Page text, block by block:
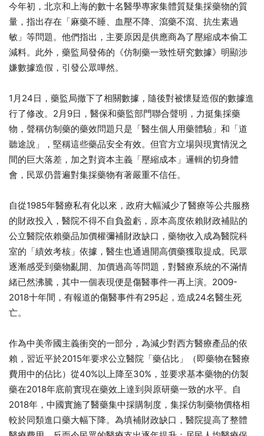
今年初，北京和上海的數十名醫學專家集體質疑集採藥物的質
量，指出存在「麻藥不睡、血壓不降、瀉藥不瀉、抗生素過
敏」等問題。他們指出，主要原因是供應商為了壓縮成本偷工
減料。此外，藥監局發佈的《仿制藥一致性研究數據》明顯涉
嫌數據造假，引發公眾嘩然。
1月24日，藥監局撤下了相關數據，隨後對被懷疑造假的數據進
行了修改。2月9日，醫保和藥監部門聯合聲明，力挺集採藥
物，聲稱仿制藥的藥效問題只是「醫生個人用藥體驗」和「道
聽途說」，堅稱這些藥品安全有效。但官方立場與現實情況之
間的巨大落差，加之對資本主義「壓縮成本」邏輯的切身體
會，民眾仍普遍對集採藥物有著嚴重不信任。
自從1985年醫療私有化以來，政府大幅減少了醫療等公共服務
的財政投入，醫院不得不自負盈虧，原本高度依賴財政補貼的
公立醫院依賴藥品加價權彌補財政缺口，藥物收入成為醫院科
室的「績效考核」依據，醫生也通過開高價藥獲取提成。民眾
逐漸感受到藥物亂開、加價過高等問題，對醫療系統的不滿情
緒已然沸騰，其中一個表現便是傷醫事件一再上演。2009-
2018十年間，有報道的傷醫事件有295起，造成24名醫生死
亡。
作為中美帝國主義衝突的一部分，為減少對西方醫療產品的依
賴，習近平於2015年要求公立醫院「藥佔比」（即藥物在醫療
費用中的佔比）從40%以上降至30%，並要求基本藥物的仿製
藥在2018年底前實現在藥效上達到與原研藥一致的水平。自
2018年，中國實施了醫藥集中採購制度，集採仿制藥物價格相
較於同類進口藥大幅下降。為填補財政缺口，醫院提高了整體